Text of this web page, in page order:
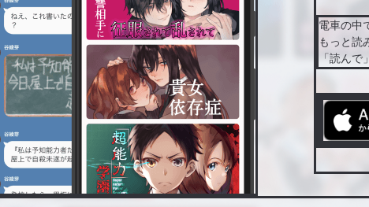
電車の中
もっと読
「読ん